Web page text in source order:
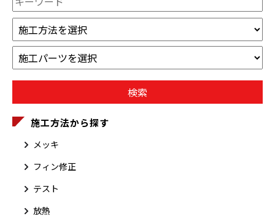
施工方法から探す
メッキ
フィン修正
テスト
放熱